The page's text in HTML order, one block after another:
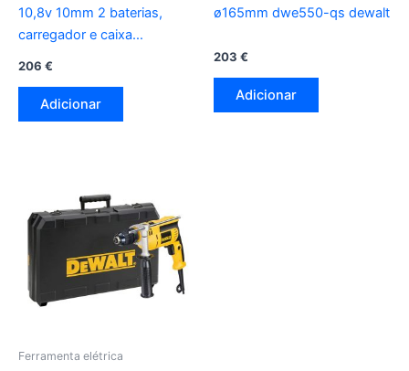
10,8v 10mm 2 baterias,
carregador e caixa
206 €
Adicionar
ø165mm dwe550-qs dewalt
203 €
Adicionar
Ferramenta elétrica